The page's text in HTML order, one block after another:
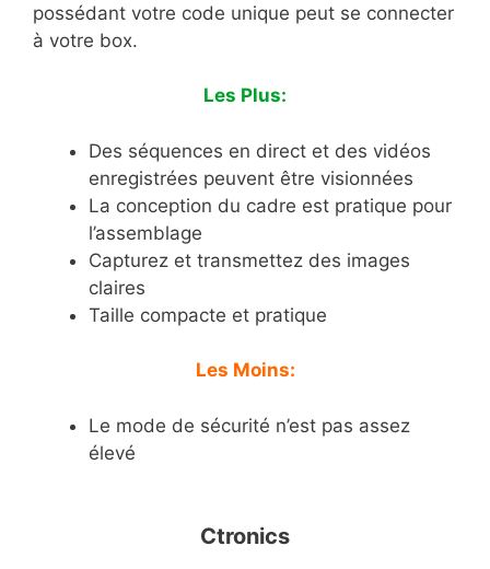
possédant votre code unique peut se connecter
à votre box.
Les Plus:
Des séquences en direct et des vidéos
enregistrées peuvent être visionnées
La conception du cadre est pratique pour
l’assemblage
Capturez et transmettez des images
claires
Taille compacte et pratique
Les Moins:
Le mode de sécurité n’est pas assez
élevé
Ctronics